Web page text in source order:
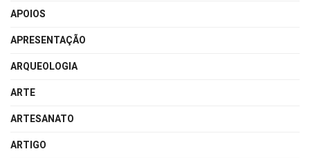
APOIOS
APRESENTAÇÃO
ARQUEOLOGIA
ARTE
ARTESANATO
ARTIGO